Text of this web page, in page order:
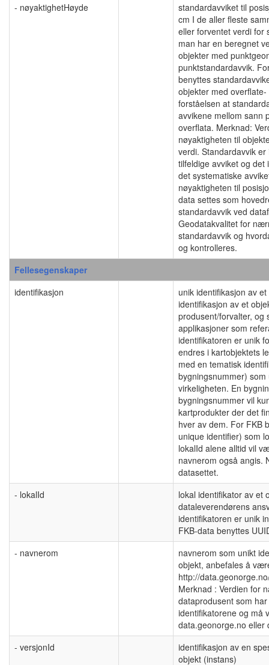
- nøyaktighetHøyde
standardavviket til
cm I de aller fleste
eller forventet verdi for
man har en beregnet
objekter med
punktstandardavvik.
benyttes
objekter med
forståelsen at
avvikene mellom sann
overflata. Merknad:
nøyaktigheten til
verdi. Standardavvik
tilfeldige avviket og
det systematiske
nøyaktigheten til
data settes som
standardavvik ved
Geodatakvalitet for
standardavvik og
og kontrolleres.
Fellesegenskaper
identifikasjon
unik identifikasjon av
identifikasjon av et
produsent/forvalter, og
applikasjoner som
identifikatoren er unik
endres i kartobjektets
med en tematisk
bygningsnummer)
virkeligheten. En
bygningsnummer vil
kartprodukter der det
hver av dem. For FKB
unique identifier) som
lokalId alene alltid vil
navnerom også angis.
datasettet.
- lokalId
lokal identifikator av et
dataleverendørens
identifikatoren er unik
FKB-data benyttes
- navnerom
navnerom som unikt
objekt, anbefales å
http://
Merknad : Verdien for
dataprodusent som
identifikatorene og må
data.geonorge.no eller
- versjonId
identifikasjon av en
objekt (instans)